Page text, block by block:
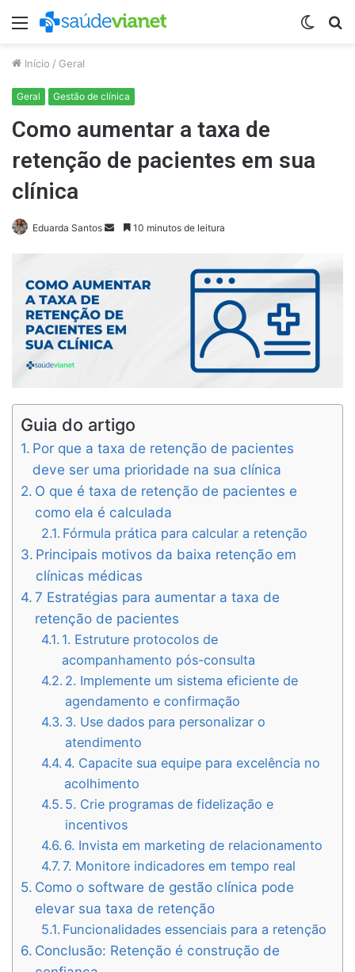
Menu
Switch
Início / Geral
Geral Gestão de clínica
Como aumentar a taxa de
retenção de pacientes em sua
clínica
Eduarda Santos
Mande
mail
10 minutos de leitura
Guia do artigo
Por que a taxa de retenção de pacientes
deve ser uma prioridade na sua clínica
O que é taxa de retenção de pacientes e
como ela é calculada
Fórmula prática para calcular a retenção
Principais motivos da baixa retenção em
clínicas médicas
7 Estratégias para aumentar a taxa de
retenção de pacientes
1. Estruture protocolos de
acompanhamento pós-consulta
2. Implemente um sistema eficiente de
agendamento e confirmação
3. Use dados para personalizar o
atendimento
4. Capacite sua equipe para excelência no
acolhimento
5. Crie programas de fidelização e
incentivos
6. Invista em marketing de relacionamento
7. Monitore indicadores em tempo real
Como o software de gestão clínica pode
elevar sua taxa de retenção
Funcionalidades essenciais para a retenção
Conclusão: Retenção é construção de